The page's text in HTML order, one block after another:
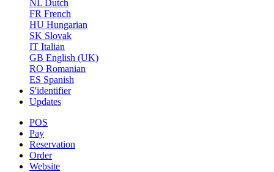
NL Dutch
FR French
HU Hungarian
SK Slovak
IT Italian
GB English (UK)
RO Romanian
ES Spanish
S'identifier
Updates
POS
Pay
Reservation
Order
Website